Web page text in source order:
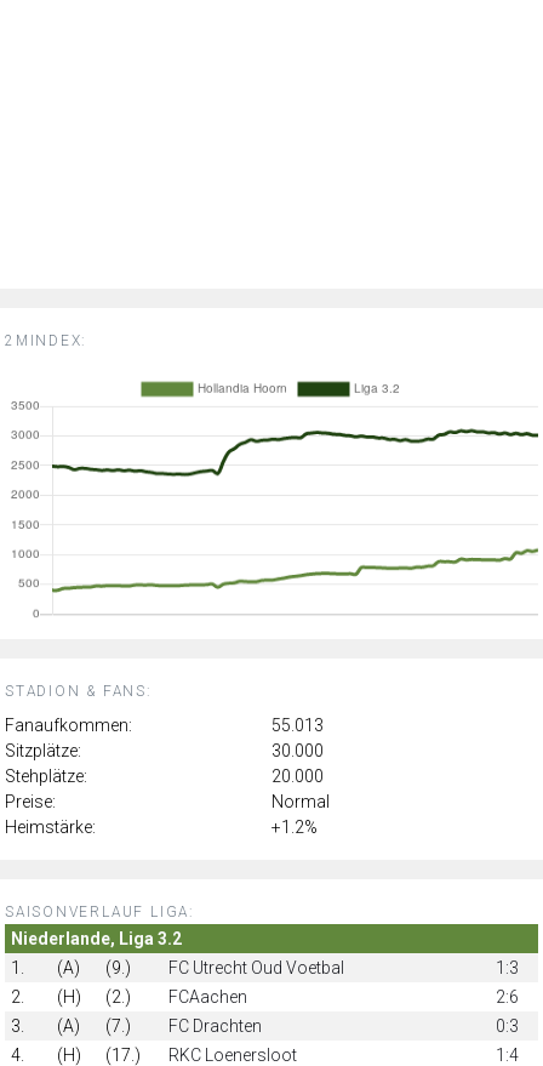
2MINDEX:
STADION & FANS:
Fanaufkommen:
55.013
Sitzplätze:
30.000
Stehplätze:
20.000
Preise:
Normal
Heimstärke:
+1.2%
SAISONVERLAUF LIGA:
Niederlande, Liga 3.2
1.
(A) (9.) FC Utrecht Oud Voetbal
1:3
2.
(H) (2.) FCAachen
2:6
3.
(A) (7.) FC Drachten
0:3
4.
(H) (17.) RKC Loenersloot
1:4